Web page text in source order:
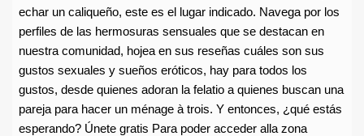
echar un caliqueño, este es el lugar indicado. Navega por los
perfiles de las hermosuras sensuales que se destacan en
nuestra comunidad, hojea en sus reseñas cuáles son sus
gustos sexuales y sueños eróticos, hay para todos los
gustos, desde quienes adoran la felatio a quienes buscan una
pareja para hacer un ménage à trois. Y entonces, ¿qué estás
esperando? Únete gratis Para poder acceder alla zona